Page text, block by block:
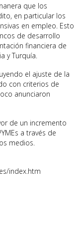
que los
en particular los
en empleo. Esto
de desarrollo
financiera de
y Turquía.
el ajuste de la
con criterios de
anunciaron
de un incremento
a través de
medios.
index.htm